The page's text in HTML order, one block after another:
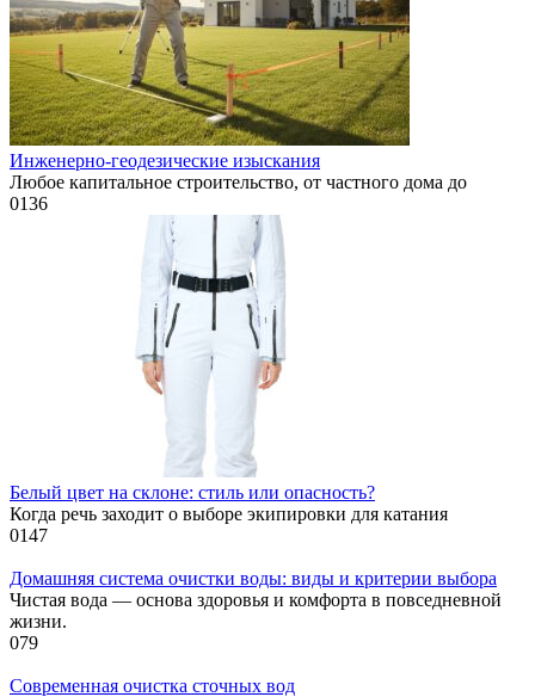
Инженерно-геодезические изыскания
Любое капитальное строительство, от частного дома до
0136
Белый цвет на склоне: стиль или опасность?
Когда речь заходит о выборе экипировки для катания
0147
Домашняя система очистки воды: виды и критерии выбора
Чистая вода — основа здоровья и комфорта в повседневной
жизни.
079
Современная очистка сточных вод